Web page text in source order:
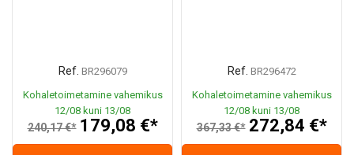
Ref. BR296079
Kohaletoimetamine vahemikus
12/08 kuni 13/08
240,17 €* 179,08 €*
Ref. BR296472
Kohaletoimetamine vahemikus
12/08 kuni 13/08
367,33 €* 272,84 €*